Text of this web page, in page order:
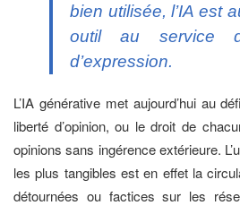
bien utilisée, l’IA est
outil au service
d’expression.
L’IA générative met aujourd’hui au
liberté d’opinion, ou le droit de
opinions sans ingérence extérieure.
les plus tangibles est en effet la
détournées ou factices sur les